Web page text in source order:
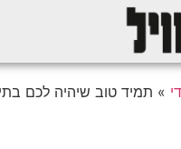
» תמיד טוב שיהיה לכם